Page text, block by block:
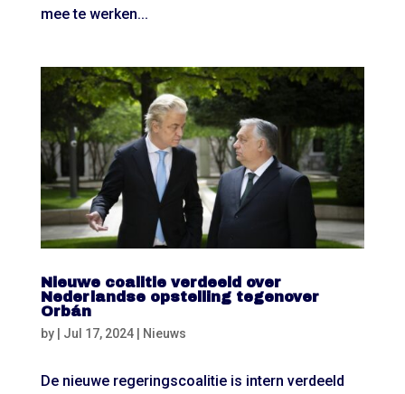
mee te werken...
Nieuwe coalitie verdeeld over
Nederlandse opstelling tegenover
Orbán
by Jul 17, 2024| Nieuws
De nieuwe regeringscoalitie is intern verdeeld